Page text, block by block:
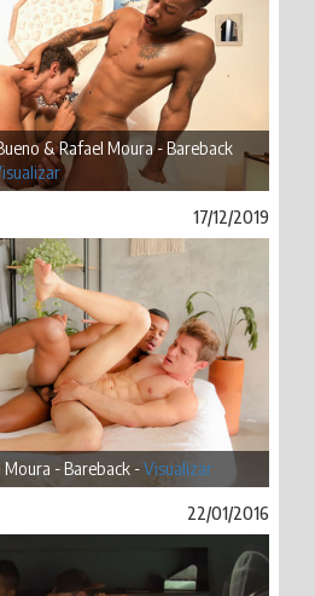
& Rafael Moura - Bareback
17/12/2019
- Bareback -Visualizar
22/01/2016